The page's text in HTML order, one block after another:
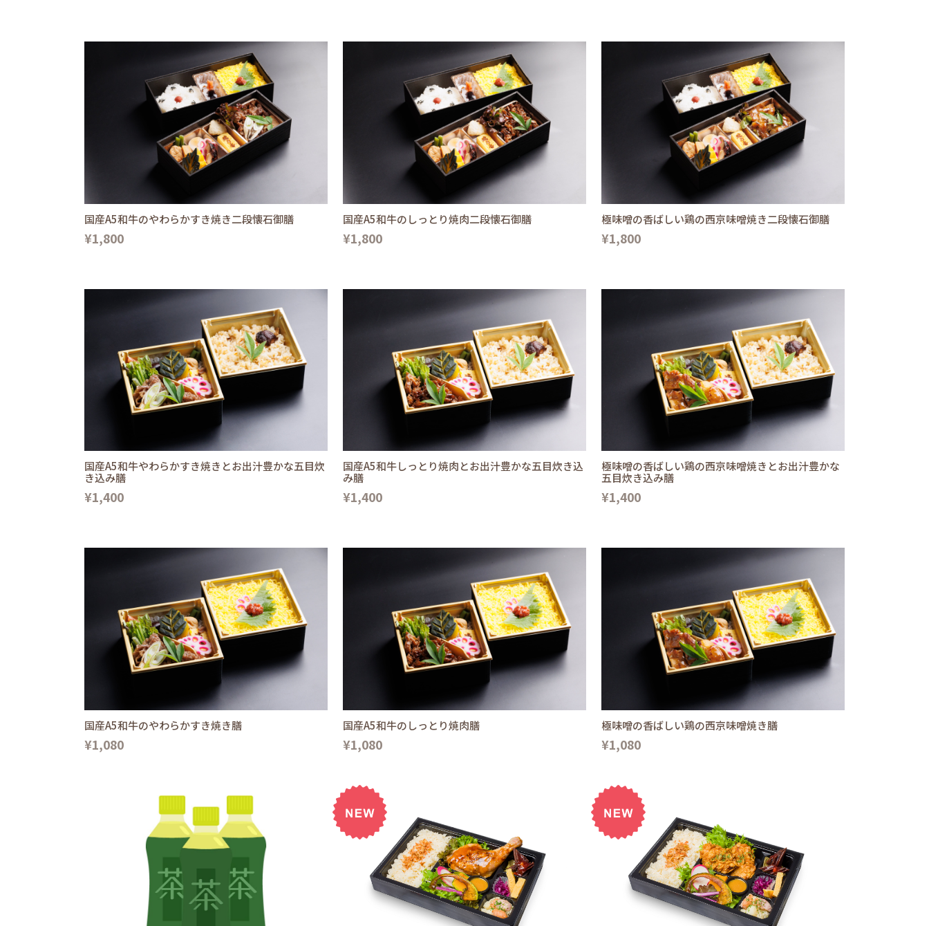
国産A5和牛のやわらかすき焼き二段懐石御膳
¥1,800
国産A5和牛のしっとり焼肉二段懐石御膳
¥1,800
極味噌の香ばしい鶏の西京味噌焼き二段懐石御膳
¥1,800
国産A5和牛やわらかすき焼きとお出汁豊かな五目炊
き込み膳
¥1,400
国産A5和牛しっとり焼肉とお出汁豊かな五目炊き込
み膳
¥1,400
極味噌の香ばしい鶏の西京味噌焼きとお出汁豊かな
五目炊き込み膳
¥1,400
国産A5和牛のやわらかすき焼き膳
¥1,080
国産A5和牛のしっとり焼肉膳
¥1,080
極味噌の香ばしい鶏の西京味噌焼き膳
¥1,080